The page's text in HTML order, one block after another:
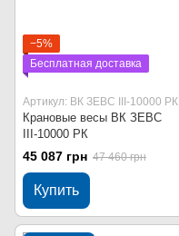
−5%
Бесплатная доставка
Артикул: ВК ЗЕВС ІІІ-10000 РК
Крановые весы ВК ЗЕВС
ІІІ-10000 РК
45 087 грн 47 460 грн
Купить